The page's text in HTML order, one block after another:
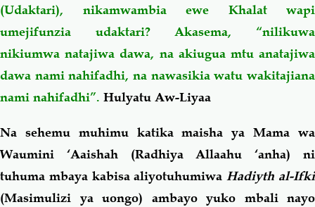
(Udaktari), nikamwambia ewe Khalat wapi
umejifunzia udaktari? Akasema, “nilikuwa
nikiumwa natajiwa dawa, na akiugua mtu anatajiwa
dawa nami nahifadhi, na nawasikia watu wakitajiana
nami nahifadhi”. Hulyatu Aw-Liyaa
Na sehemu muhimu katika maisha ya Mama wa
Waumini ‘Aaishah (Radhiya Allaahu ‘anha) ni
tuhuma mbaya kabisa aliyotuhumiwaHadiyth al-Ifki
(Masimulizi ya uongo) ambayo yuko mbali nayo